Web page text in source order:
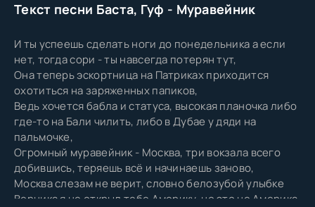
Текст песни Баста, Гуф - Муравейник
И ты успеешь сделать ноги до понедельника а если
нет, тогда сори - ты навсегда потерян тут,
Она теперь эскортница на Патриках приходится
охотиться на заряженных папиков,
Ведь хочется бабла и статуса, высокая планочка либо
где-то на Бали чилить, либо в Дубае у дяди на
пальмочке,
Огромный муравейник - Москва, три вокзала всего
добившись, теряешь всё и начинаешь заново,
Москва слезам не верит, словно белозубой улыбке
Верника я не открыл тебе Америку, но это не Америка,